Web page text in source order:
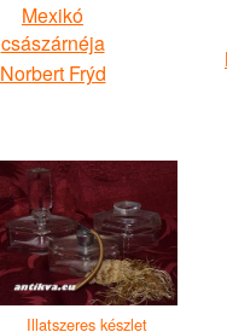
Mexikó
császárnéja
Norbert Frýd
Illatszeres készlet